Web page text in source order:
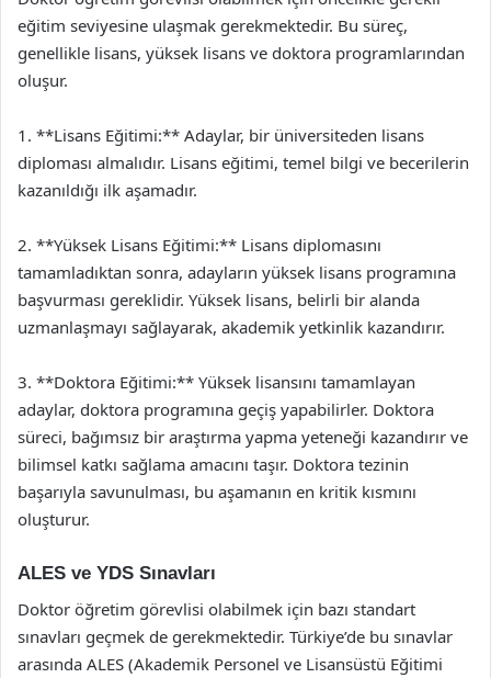
eğitim seviyesine ulaşmak gerekmektedir. Bu süreç,
genellikle lisans, yüksek lisans ve doktora programlarından
oluşur.
1. **Lisans Eğitimi:** Adaylar, bir üniversiteden lisans
diploması almalıdır. Lisans eğitimi, temel bilgi ve becerilerin
kazanıldığı ilk aşamadır.
2. **Yüksek Lisans Eğitimi:** Lisans diplomasını
tamamladıktan sonra, adayların yüksek lisans programına
başvurması gereklidir. Yüksek lisans, belirli bir alanda
uzmanlaşmayı sağlayarak, akademik yetkinlik kazandırır.
3. **Doktora Eğitimi:** Yüksek lisansını tamamlayan
adaylar, doktora programına geçiş yapabilirler. Doktora
süreci, bağımsız bir araştırma yapma yeteneği kazandırır ve
bilimsel katkı sağlama amacını taşır. Doktora tezinin
başarıyla savunulması, bu aşamanın en kritik kısmını
oluşturur.
ALES ve YDS Sınavları
Doktor öğretim görevlisi olabilmek için bazı standart
sınavları geçmek de gerekmektedir. Türkiye’de bu sınavlar
arasında ALES (Akademik Personel ve Lisansüstü Eğitimi